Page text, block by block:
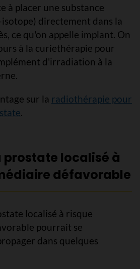
à placer une substance
directement dans la
ce qu'on appelle implant. On
à la curiethérapie pour
d'irradiation à la
sur la radiothérapie pour
.
prostate localisé à
défavorable
localisé à risque
pourrait se
dans quelques